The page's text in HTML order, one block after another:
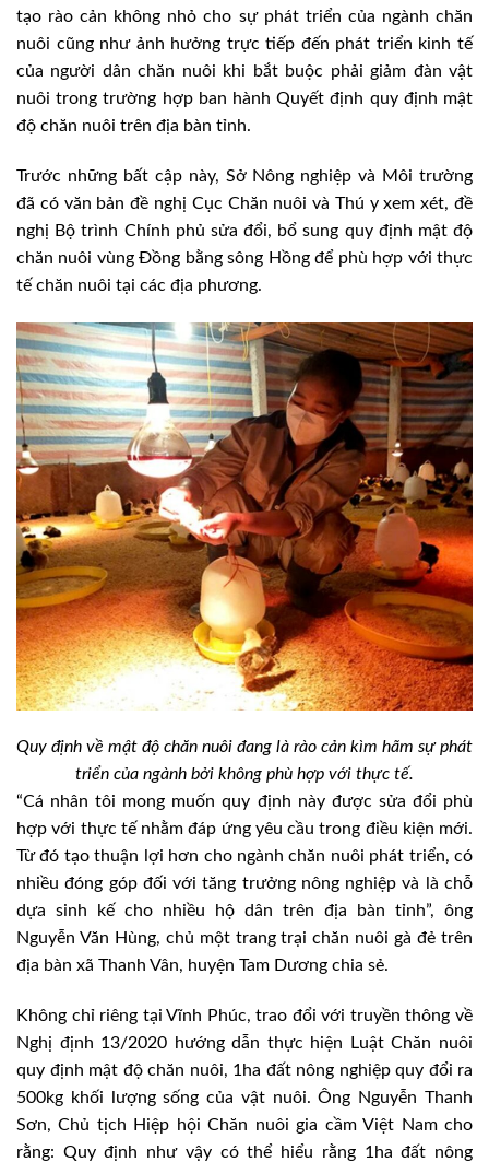
tạo rào cản không nhỏ cho sự phát triển của ngành chăn
nuôi cũng như ảnh hưởng trực tiếp đến phát triển kinh tế
của người dân chăn nuôi khi bắt buộc phải giảm đàn vật
nuôi trong trường hợp ban hành Quyết định quy định mật
độ chăn nuôi trên địa bàn tỉnh.
Trước những bất cập này, Sở Nông nghiệp và Môi trường
đã có văn bản đề nghị Cục Chăn nuôi và Thú y xem xét, đề
nghị Bộ trình Chính phủ sửa đổi, bổ sung quy định mật độ
chăn nuôi vùng Đồng bằng sông Hồng để phù hợp với thực
tế chăn nuôi tại các địa phương.
Quy định về mật độ chăn nuôi đang là rào cản kìm hãm sự phát
triển của ngành bởi không phù hợp với thực tế.
“Cá nhân tôi mong muốn quy định này được sửa đổi phù
hợp với thực tế nhằm đáp ứng yêu cầu trong điều kiện mới.
Từ đó tạo thuận lợi hơn cho ngành chăn nuôi phát triển, có
nhiều đóng góp đối với tăng trưởng nông nghiệp và là chỗ
dựa sinh kế cho nhiều hộ dân trên địa bàn tỉnh”, ông
Nguyễn Văn Hùng, chủ một trang trại chăn nuôi gà đẻ trên
địa bàn xã Thanh Vân, huyện Tam Dương chia sẻ.
Không chỉ riêng tại Vĩnh Phúc, trao đổi với truyền thông về
Nghị định 13/2020 hướng dẫn thực hiện Luật Chăn nuôi
quy định mật độ chăn nuôi, 1ha đất nông nghiệp quy đổi ra
500kg khối lượng sống của vật nuôi. Ông Nguyễn Thanh
Sơn, Chủ tịch Hiệp hội Chăn nuôi gia cầm Việt Nam cho
rằng: Quy định như vậy có thể hiểu rằng 1ha đất nông